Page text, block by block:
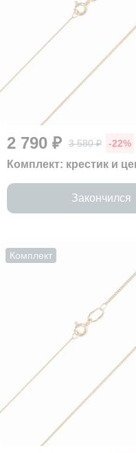
2 790 ₽ 3 580 ₽ -22%
Комплект: крестик и
Закончился
Комплект